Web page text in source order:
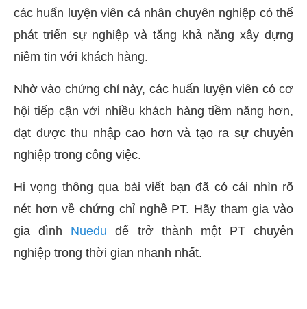
các huấn luyện viên cá nhân chuyên nghiệp có thể
phát triển sự nghiệp và tăng khả năng xây dựng
niềm tin với khách hàng.
Nhờ vào chứng chỉ này, các huấn luyện viên có cơ
hội tiếp cận với nhiều khách hàng tiềm năng hơn,
đạt được thu nhập cao hơn và tạo ra sự chuyên
nghiệp trong công việc.
Hi vọng thông qua bài viết bạn đã có cái nhìn rõ
nét hơn về chứng chỉ nghề PT. Hãy tham gia vào
gia đình Nuedu để trở thành một PT chuyên
nghiệp trong thời gian nhanh nhất.